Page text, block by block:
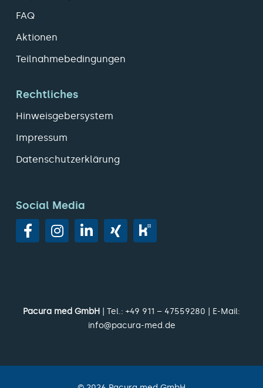
FAQ
Aktionen
Teilnahmebedingungen
Rechtliches
Hinweisgebersystem
Impressum
Datenschutzerklärung
Social Media
Pacura med GmbH | Tel.: +49 911 – 47559280 | E-Mail:
info@pacura-med.de